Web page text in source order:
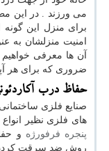
می ورزند . در این
برای منزل این
امنیت منزلشان به
آن ها معرفی خواهیم
ضروری که برای هر
حفاظ درب
صنایع فلزی
های فلزی نظیر
پنجره فرفورژه و
روش ضد سرقت کردن